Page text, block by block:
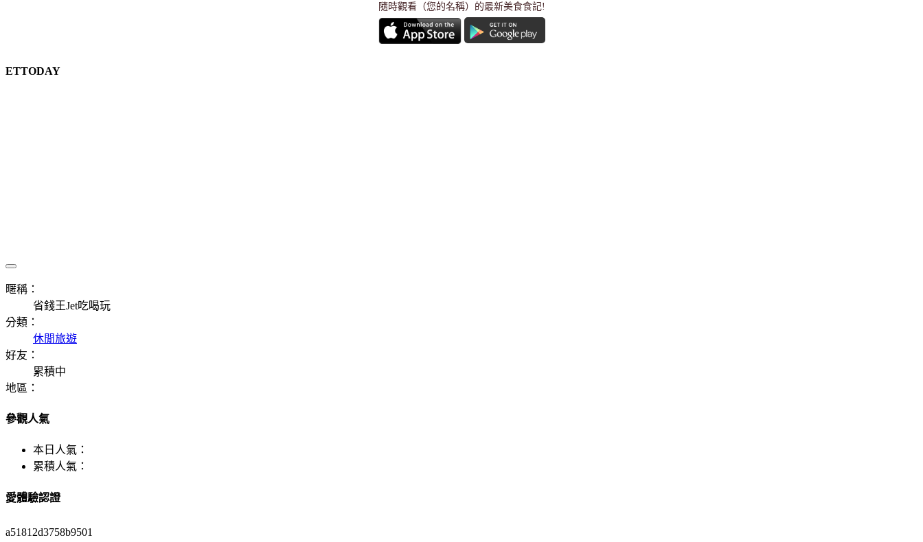
隨時觀看（您的名稱）的最新美食食記!
ETTODAY
暱稱：
省錢王Jet吃喝玩
分類：
休閒旅遊
好友：
累積中
地區：
參觀人氣
本日人氣：
累積人氣：
愛體驗認證
a51812d3758b9501